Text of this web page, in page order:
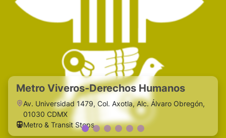
Metro Viveros-Derechos Humanos
Av. Universidad 1479, Col. Axotla, Alc. Álvaro Obregón,
01030 CDMX
Metro & Transit Stops